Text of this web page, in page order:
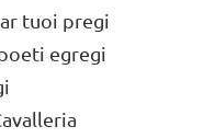
tuoi pregi
egregi